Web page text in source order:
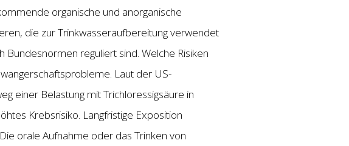
organische und anorganische
die zur Trinkwasseraufbereitung verwendet
reguliert sind. Welche Risiken
Laut der US-
einer Belastung mit Trichloressigsäure in
Krebsrisiko. Langfristige Exposition
orale Aufnahme oder das Trinken von